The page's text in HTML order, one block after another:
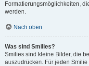
Formatierungsmöglichkeiten,
werden.
Nach oben
Was sind Smilies?
Smilies sind kleine Bilder, die
auszudrücken. Für jeden